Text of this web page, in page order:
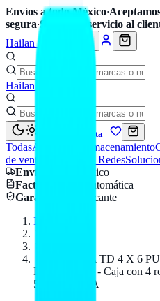
Envíos a todo México·
segura·Soporte y servicio al
Hailan Store
Hailan Store
Mi cuenta
TodasAccesorios Almacenamiento
de venta
Seguridad y Redes
Envío
a todo México
Factura CFDI
automática
Garantía
de fabricante
Inicio
ETIQUETA TD 4 X 6
PULGADAS - Caja con 4
50000B0004A